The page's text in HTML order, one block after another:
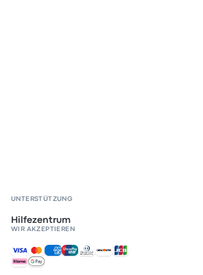
UNTERSTÜTZUNG
Hilfezentrum
WIR AKZEPTIEREN
Akzeptierte Zahlungsmethoden